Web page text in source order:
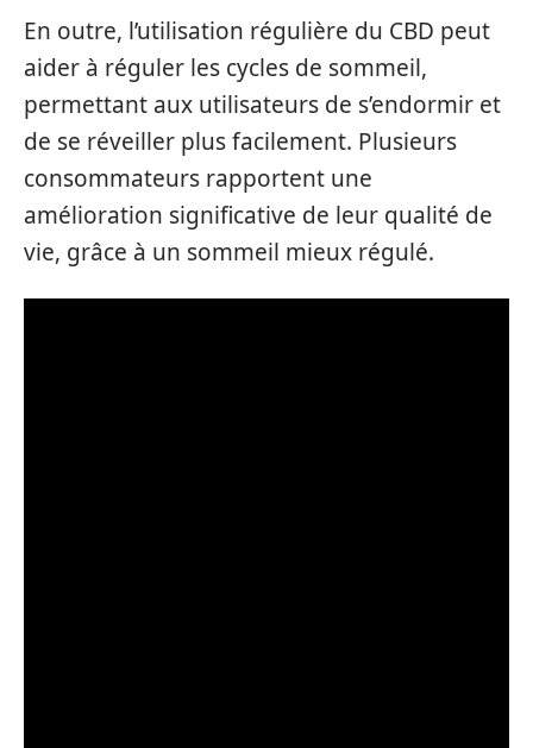
En outre, l’utilisation régulière du CBD peut
aider à réguler les cycles de sommeil,
permettant aux utilisateurs de s’endormir et
de se réveiller plus facilement. Plusieurs
consommateurs rapportent une
amélioration significative de leur qualité de
vie, grâce à un sommeil mieux régulé.